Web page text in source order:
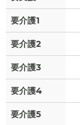
要介護1
要介護2
要介護3
要介護4
要介護5